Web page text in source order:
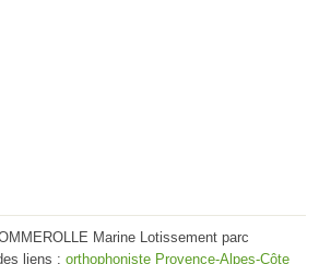
Marine Lotissement parc
liens : orthophoniste Provence-Alpes-Côte